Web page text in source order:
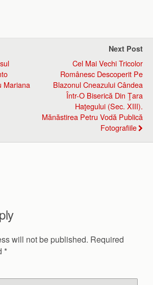
Mariana
Next Post
Cel Mai Vechi Tricolor
Românesc Descoperit Pe
Blazonul Cneazului Cândea
Într-O Biserică Din Ţara
Haţegului (sec. XIII).
Mănăstirea Petru Vodă Publică
Fotografiile
will not be published. Required
*